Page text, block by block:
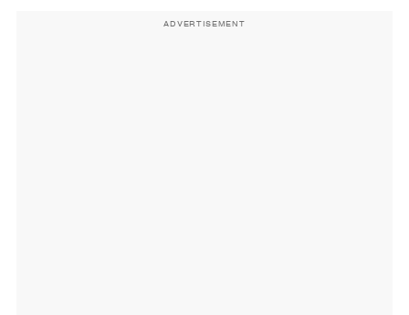
ADVERTISEMENT